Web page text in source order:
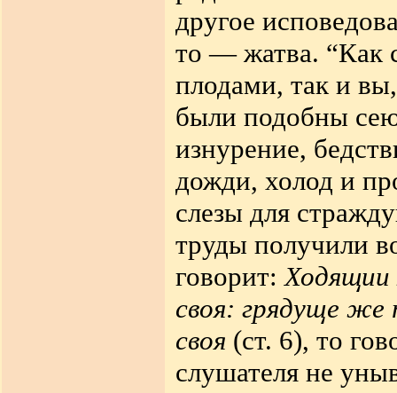
другое
то — жатва. “Как
плодами, так и
были подобны
изнурение,
дожди, холод и
слезы для
труды получили
говорит: Ходящии
своя: грядуще
своя (ст. 6), то
слушателя не